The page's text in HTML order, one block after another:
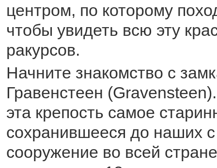
центром, по которому
чтобы увидеть всю эту
ракурсов.
Начните знакомство с
Гравенстеен
эта крепость самое
сохранившееся до наших
сооружение во всей